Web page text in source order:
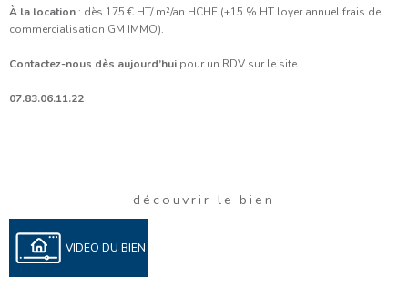
À la location : dès 175 € HT/ m²/an HCHF (+15 % HT loyer annuel frais de
commercialisation GM IMMO).
Contactez-nous dès aujourd’hui pour un RDV sur le site !
07.83.06.11.22
découvrir le bien
VIDEO DU BIEN